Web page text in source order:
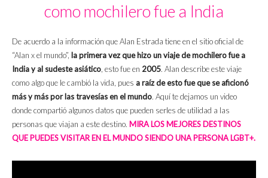
como mochilero fue a India
De acuerdo a la información que Alan Estrada tiene en el sitio oficial de
“Alan x el mundo”, la primera vez que hizo un viaje de mochilero fue a
India y al sudeste asiático , esto fue en 2005. Alan describe este viaje
como algo que le cambió la vida, pues a raíz de esto fue que se aficionó
más y más por las travesías en el mundo. Aquí te dejamos un video
donde compartió algunos datos que pueden serles de utilidad a las
personas que viajan a este destino. MIRA LOS MEJORES DESTINOS
QUE PUEDES VISITAR EN EL MUNDO SIENDO UNA PERSONA LGBT+.